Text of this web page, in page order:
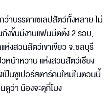
าบรรดาเซเลปสัตว์ทั้งหลาย ไม่
ถึงขั้นมีงานแฟนมีตติ้ง 2 รอบ,
ห่งสวนสัตว์เขาเขียว จ.ชลบุรี
วหน้าหวาน แห่งสวนสัตว์เชียง
ป็นซูเปอร์สตาร์คนใหม่ในตอนนี้
ว่า น้องจะดุกี่โมง